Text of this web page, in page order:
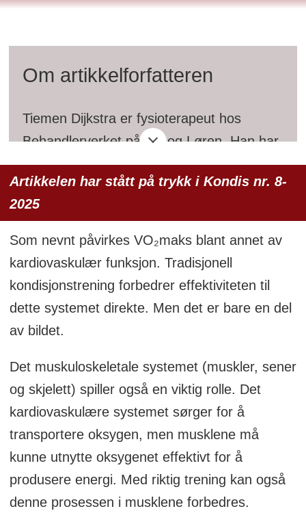
Om artikkelforfatteren
Tiemen Dijkstra er fysioterapeut hos
Behandlerverket på Ski og Løren. Han har
utdannelse fra Saxion i Nederland og er
sertifisert som Performance Specialist
gjennom EXOS. Han jobber tett med lag i
Eliteserien i håndball og i 2. divisjon i
fotball.
Han er en faglig oppdatert fysioterapeut
med erfaring innen VO₂maks-testing,
laktatprofil og prestasjonsanalyse, og han
brenner for innovasjon og utvikling innen
idrett og fysioterapi. Tiemen har spesielt
mye erfaring fra og interesse i trening for
trygg retur til idrett etter operasjon eller
skade. På fritiden er han en ivrig mosjonist
som liker best å løpe på sti, eller å nyte
naturen gjennom aktiviteter som klatring,
Artikkelen har stått på trykk i Kondis nr. 8-
2025
Som nevnt påvirkes VO₂maks blant annet av
kardiovaskulær funksjon. Tradisjonell
kondisjonstrening forbedrer effektiviteten til
dette systemet direkte. Men det er bare en del
av bildet.
Det muskuloskeletale systemet (muskler, sener
og skjelett) spiller også en viktig rolle. Det
kardiovaskulære systemet sørger for å
transportere oksygen, men musklene må
kunne utnytte oksygenet effektivt for å
produsere energi. Med riktig trening kan også
denne prosessen i musklene forbedres.